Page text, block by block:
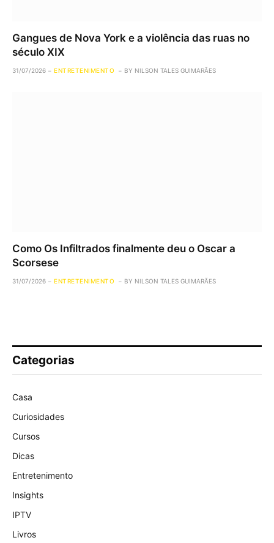
Gangues de Nova York e a violência das ruas no
século XIX
31/07/2026 ENTRETENIMENTO BY NILSON TALES GUIMARÃES
Como Os Infiltrados finalmente deu o Oscar a
Scorsese
31/07/2026 ENTRETENIMENTO BY NILSON TALES GUIMARÃES
Categorias
Casa
Curiosidades
Cursos
Dicas
Entretenimento
Insights
IPTV
Livros